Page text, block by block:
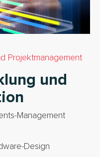
Projektmanagement
und
Management
Design